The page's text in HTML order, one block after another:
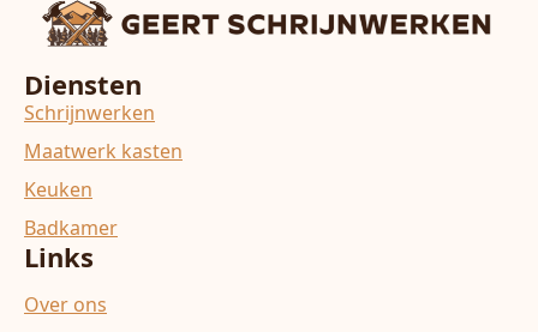
Diensten
Schrijnwerken
Maatwerk kasten
Keuken
Badkamer
Links
Over ons